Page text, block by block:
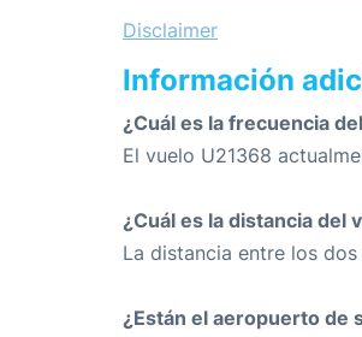
Disclaimer
Información
¿Cuál es la frecuencia
El vuelo U21368
¿Cuál es la distancia del
La distancia entre los
¿Están el aeropuerto de